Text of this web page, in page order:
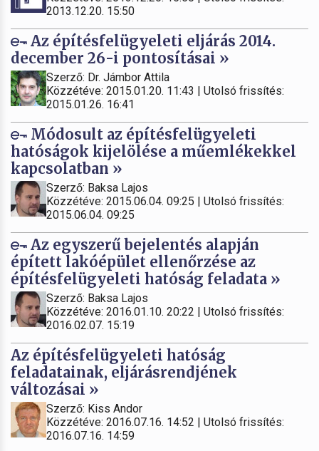
2013.12.20. 15:50
Az építésfelügyeleti eljárás 2014.
december 26-i pontosításai »
Szerző: Dr. Jámbor Attila
Közzétéve: 2015.01.20. 11:43 | Utolsó frissítés:
2015.01.26. 16:41
Módosult az építésfelügyeleti
hatóságok kijelölése a műemlékekkel
kapcsolatban »
Szerző: Baksa Lajos
Közzétéve: 2015.06.04. 09:25 | Utolsó frissítés:
2015.06.04. 09:25
Az egyszerű bejelentés alapján
épített lakóépület ellenőrzése az
építésfelügyeleti hatóság feladata »
Szerző: Baksa Lajos
Közzétéve: 2016.01.10. 20:22 | Utolsó frissítés:
2016.02.07. 15:19
Az építésfelügyeleti hatóság
feladatainak, eljárásrendjének
változásai »
Szerző: Kiss Andor
Közzétéve: 2016.07.16. 14:52 | Utolsó frissítés:
2016.07.16. 14:59